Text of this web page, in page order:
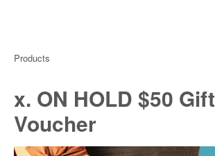
Products
x. ON HOLD $50 Gift
Voucher